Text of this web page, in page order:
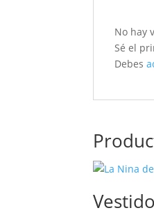
No hay
Sé el
Debes